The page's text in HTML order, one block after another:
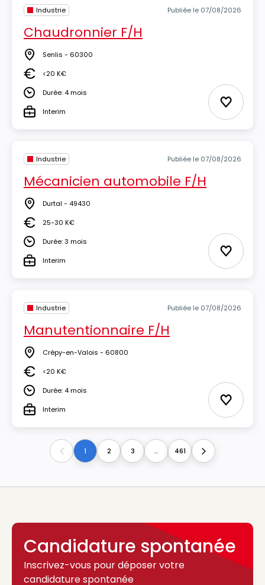
Industrie Publiée le 07/08/2026
Chaudronnier F/H
Lieu Senlis - 60300
Salaire<20 K€
DuréeDurée: 4 mois
TypeInterim Ajouter
Industrie Publiée le 07/08/2026
Mécanicien automobile F/H
Lieu Durtal - 49430
Salaire25-30 K€
DuréeDurée: 3 mois
TypeInterim Ajouter
Industrie Publiée le 07/08/2026
Manutentionnaire F/H
Lieu Crépy-en-Valois - 60800
Salaire<20 K€
DuréeDurée: 4 mois
TypeInterim Ajouter
Previous1 2 3 ... 461 Next
Candidature spontanée
Inscrivez-vous pour déposer votre
candidature spontanée